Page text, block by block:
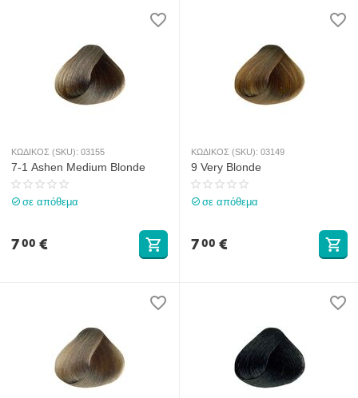
ΚΩΔΙΚΟΣ (SKU): 03155
7-1 Ashen Medium Blonde
σε απόθεμα
700 €
ΚΩΔΙΚΟΣ (SKU): 03149
9 Very Blonde
σε απόθεμα
700 €